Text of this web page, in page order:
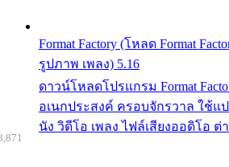
Format Factory (โหลด Format
รูปภาพ เพลง) 5.16
ดาวน์โหลดโปรแกรม Format
อเนกประสงค์ ครอบจักรวาล ใช้แ
นัง วิดีโอ เพลง ไฟล์เสียงออดิโอ ต่